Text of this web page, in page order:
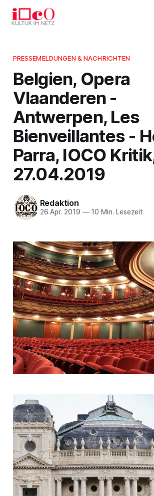
PRESSEMELDUNGEN & NACHRICHTEN
Belgien, Opera
Vlaanderen -
Antwerpen, Les
Bienveillantes -
Parra, IOCO
27.04.2019
Redaktion
26 Apr. 2019 —10 Min. Lesezeit